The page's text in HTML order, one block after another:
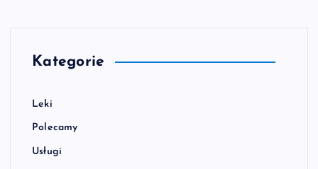
Kategorie
Leki
Polecamy
Usługi